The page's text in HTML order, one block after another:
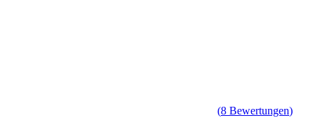
(8 Bewertungen)